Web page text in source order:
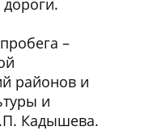
дороги.
–
районов и
и
Кадышева.